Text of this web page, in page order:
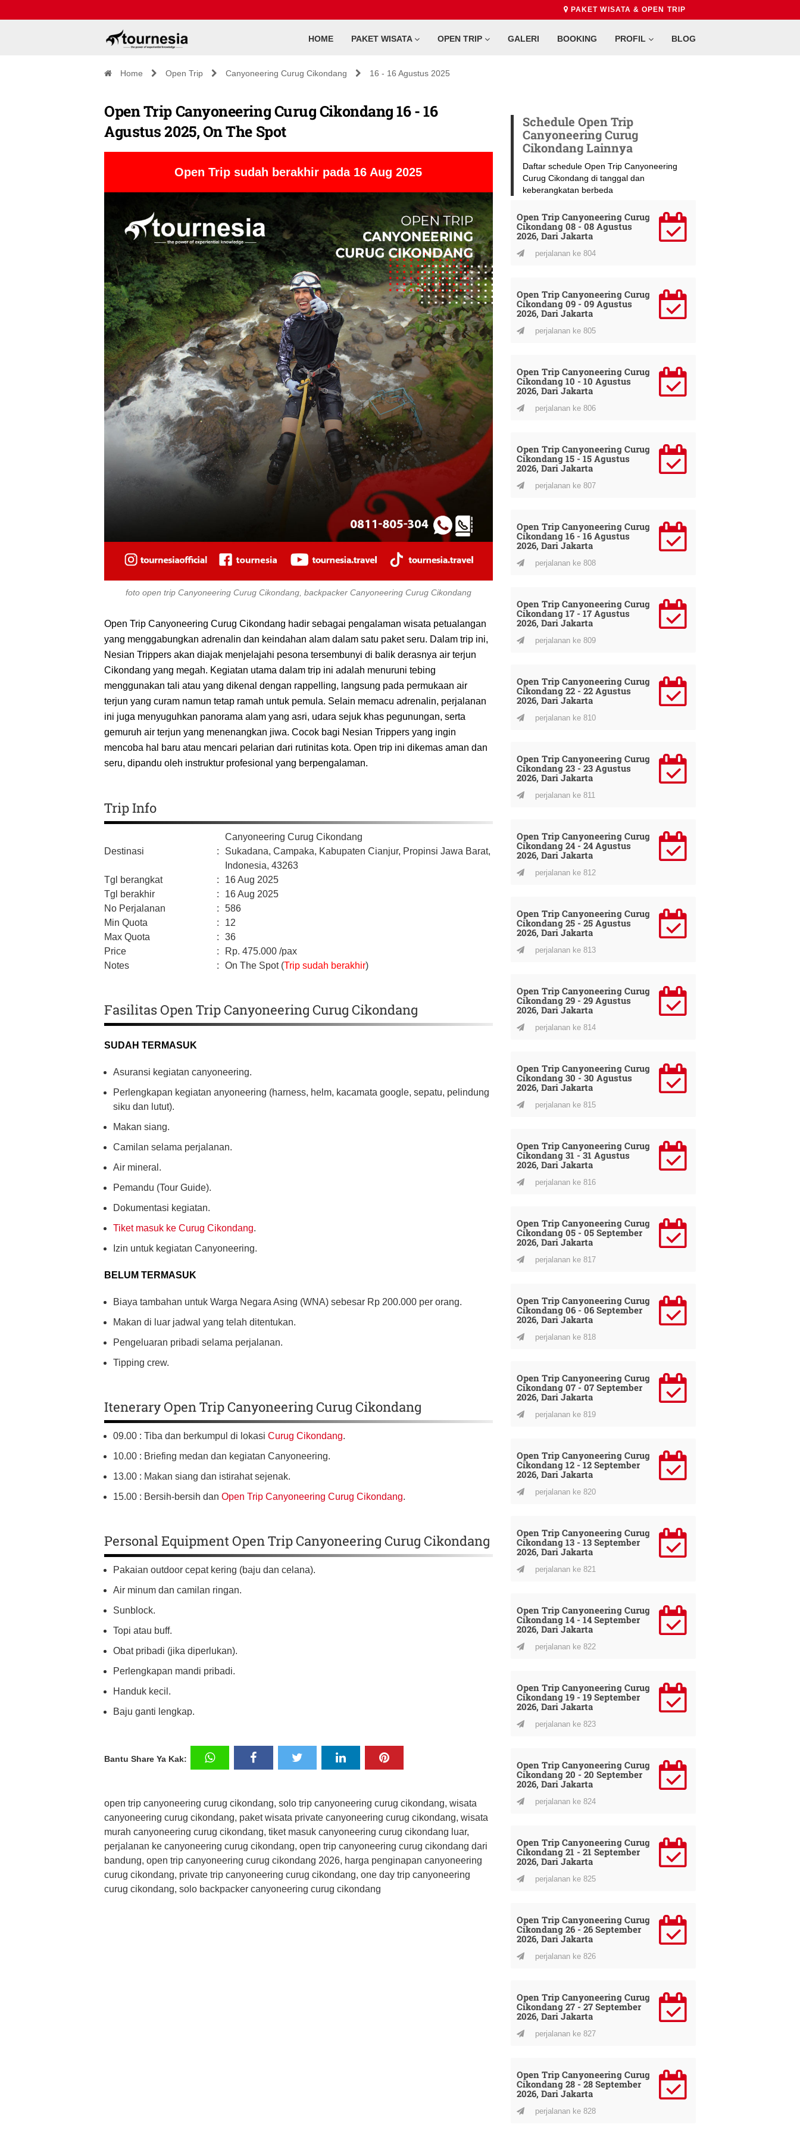
PAKET WISATA & OPEN TRIP
HOME PAKET WISATA OPEN TRIP GALERI BOOKING PROFIL BLOG
Home Open Trip Canyoneering Curug Cikondang 16 - 16 Agustus 2025
Open Trip Canyoneering Curug Cikondang 16 - 16
Agustus 2025, On The Spot
Open Trip sudah berakhir pada 16 Aug 2025
foto open trip Canyoneering Curug Cikondang, backpacker Canyoneering Curug Cikondang
Open Trip Canyoneering Curug Cikondang hadir sebagai pengalaman wisata petualangan
yang menggabungkan adrenalin dan keindahan alam dalam satu paket seru. Dalam trip ini,
Nesian Trippers akan diajak menjelajahi pesona tersembunyi di balik derasnya air terjun
Cikondang yang megah. Kegiatan utama dalam trip ini adalah menuruni tebing
menggunakan tali atau yang dikenal dengan rappelling, langsung pada permukaan air
terjun yang curam namun tetap ramah untuk pemula. Selain memacu adrenalin, perjalanan
ini juga menyuguhkan panorama alam yang asri, udara sejuk khas pegunungan, serta
gemuruh air terjun yang menenangkan jiwa. Cocok bagi Nesian Trippers yang ingin
mencoba hal baru atau mencari pelarian dari rutinitas kota. Open trip ini dikemas aman dan
seru, dipandu oleh instruktur profesional yang berpengalaman.
Trip Info
Destinasi :
Canyoneering Curug Cikondang
Sukadana, Campaka, Kabupaten Cianjur, Propinsi Jawa Barat,
Indonesia, 43263
Tgl berangkat
:
16 Aug 2025
Tgl berakhir
:
16 Aug 2025
No Perjalanan
:
586
Min Quota
:
12
Max Quota
:
36
Price
: Rp. 475.000 /pax
Notes
: On The Spot (Trip sudah berakhir)
Fasilitas Open Trip Canyoneering Curug Cikondang
SUDAH TERMASUK
Asuransi kegiatan canyoneering.
Perlengkapan kegiatan anyoneering (harness, helm, kacamata google, sepatu, pelindung
siku dan lutut).
Makan siang.
Camilan selama perjalanan.
Air mineral.
Pemandu (Tour Guide).
Dokumentasi kegiatan.
Tiket masuk ke Curug Cikondang.
Izin untuk kegiatan Canyoneering.
BELUM TERMASUK
Biaya tambahan untuk Warga Negara Asing (WNA) sebesar Rp 200.000 per orang.
Makan di luar jadwal yang telah ditentukan.
Pengeluaran pribadi selama perjalanan.
Tipping crew.
Itenerary Open Trip Canyoneering Curug Cikondang
09.00 : Tiba dan berkumpul di lokasi Curug Cikondang.
10.00 : Briefing medan dan kegiatan Canyoneering.
13.00 : Makan siang dan istirahat sejenak.
15.00 : Bersih-bersih dan Open Trip Canyoneering Curug Cikondang.
Personal Equipment Open Trip Canyoneering Curug Cikondang
Pakaian outdoor cepat kering (baju dan celana).
Air minum dan camilan ringan.
Sunblock.
Topi atau buff.
Obat pribadi (jika diperlukan).
Perlengkapan mandi pribadi.
Handuk kecil.
Baju ganti lengkap.
Bantu Share Ya Kak:
open trip canyoneering curug cikondang, solo trip canyoneering curug cikondang, wisata
canyoneering curug cikondang, paket wisata private canyoneering curug cikondang, wisata
murah canyoneering curug cikondang, tiket masuk canyoneering curug cikondang luar,
perjalanan ke canyoneering curug cikondang, open trip canyoneering curug cikondang dari
bandung, open trip canyoneering curug cikondang 2026, harga penginapan canyoneering
curug cikondang, private trip canyoneering curug cikondang, one day trip canyoneering
curug cikondang, solo backpacker canyoneering curug cikondang
Schedule Open Trip
Canyoneering Curug
Cikondang Lainnya
Daftar schedule Open Trip Canyoneering
Curug Cikondang di tanggal dan
keberangkatan berbeda
Open Trip Canyoneering Curug
Cikondang 08 - 08 Agustus
2026, Dari Jakarta
perjalanan ke 804
Open Trip Canyoneering Curug
Cikondang 09 - 09 Agustus
2026, Dari Jakarta
perjalanan ke 805
Open Trip Canyoneering Curug
Cikondang 10 - 10 Agustus
2026, Dari Jakarta
perjalanan ke 806
Open Trip Canyoneering Curug
Cikondang 15 - 15 Agustus
2026, Dari Jakarta
perjalanan ke 807
Open Trip Canyoneering Curug
Cikondang 16 - 16 Agustus
2026, Dari Jakarta
perjalanan ke 808
Open Trip Canyoneering Curug
Cikondang 17 - 17 Agustus
2026, Dari Jakarta
perjalanan ke 809
Open Trip Canyoneering Curug
Cikondang 22 - 22 Agustus
2026, Dari Jakarta
perjalanan ke 810
Open Trip Canyoneering Curug
Cikondang 23 - 23 Agustus
2026, Dari Jakarta
perjalanan ke 811
Open Trip Canyoneering Curug
Cikondang 24 - 24 Agustus
2026, Dari Jakarta
perjalanan ke 812
Open Trip Canyoneering Curug
Cikondang 25 - 25 Agustus
2026, Dari Jakarta
perjalanan ke 813
Open Trip Canyoneering Curug
Cikondang 29 - 29 Agustus
2026, Dari Jakarta
perjalanan ke 814
Open Trip Canyoneering Curug
Cikondang 30 - 30 Agustus
2026, Dari Jakarta
perjalanan ke 815
Open Trip Canyoneering Curug
Cikondang 31 - 31 Agustus
2026, Dari Jakarta
perjalanan ke 816
Open Trip Canyoneering Curug
Cikondang 05 - 05 September
2026, Dari Jakarta
perjalanan ke 817
Open Trip Canyoneering Curug
Cikondang 06 - 06 September
2026, Dari Jakarta
perjalanan ke 818
Open Trip Canyoneering Curug
Cikondang 07 - 07 September
2026, Dari Jakarta
perjalanan ke 819
Open Trip Canyoneering Curug
Cikondang 12 - 12 September
2026, Dari Jakarta
perjalanan ke 820
Open Trip Canyoneering Curug
Cikondang 13 - 13 September
2026, Dari Jakarta
perjalanan ke 821
Open Trip Canyoneering Curug
Cikondang 14 - 14 September
2026, Dari Jakarta
perjalanan ke 822
Open Trip Canyoneering Curug
Cikondang 19 - 19 September
2026, Dari Jakarta
perjalanan ke 823
Open Trip Canyoneering Curug
Cikondang 20 - 20 September
2026, Dari Jakarta
perjalanan ke 824
Open Trip Canyoneering Curug
Cikondang 21 - 21 September
2026, Dari Jakarta
perjalanan ke 825
Open Trip Canyoneering Curug
Cikondang 26 - 26 September
2026, Dari Jakarta
perjalanan ke 826
Open Trip Canyoneering Curug
Cikondang 27 - 27 September
2026, Dari Jakarta
perjalanan ke 827
Open Trip Canyoneering Curug
Cikondang 28 - 28 September
2026, Dari Jakarta
perjalanan ke 828